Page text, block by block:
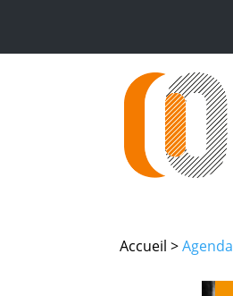
Accueil >Agenda